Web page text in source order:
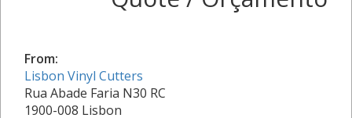
From:
Lisbon Vinyl Cutters
Rua Abade Faria N30 RC
1900-008 Lisbon